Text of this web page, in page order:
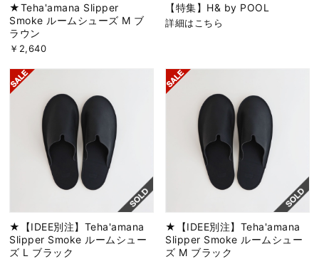
★Teha'amana Slipper
Smoke ルームシューズ M ブ
ラウン
￥2,640
【特集】H& by POOL
詳細はこちら
★【IDEE別注】Teha'amana
Slipper Smoke ルームシュー
ズ L ブラック
★【IDEE別注】Teha'amana
Slipper Smoke ルームシュー
ズ M ブラック